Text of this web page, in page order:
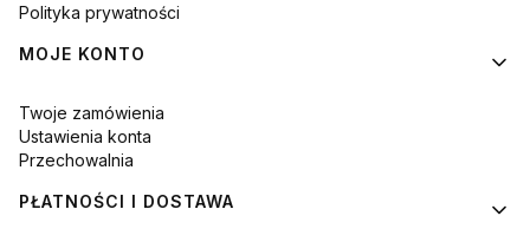
Polityka prywatności
MOJE KONTO
Twoje zamówienia
Ustawienia konta
Przechowalnia
PŁATNOŚCI I DOSTAWA